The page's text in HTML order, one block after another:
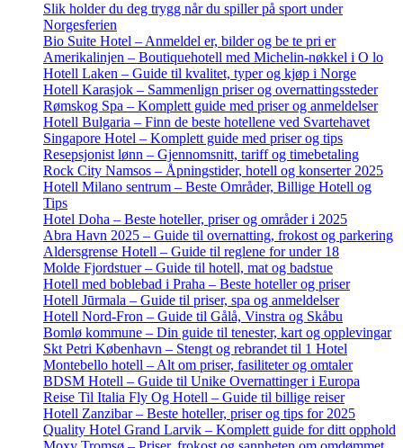
Slik holder du deg trygg når du spiller på sport under
Norgesferien
Bio Suite Hotel – Anmeldel er, bilder og be te pri er
Amerikalinjen – Boutiquehotell med Michelin-nøkkel i O lo
Hotell Laken – Guide til kvalitet, typer og kjøp i Norge
Hotell Karasjok – Sammenlign priser og overnattingssteder
Rømskog Spa – Komplett guide med priser og anmeldelser
Hotell Bulgaria – Finn de beste hotellene ved Svartehavet
Singapore Hotel – Komplett guide med priser og tips
Resepsjonist lønn – Gjennomsnitt, tariff og timebetaling
Rock City Namsos – Åpningstider, hotell og konserter 2025
Hotell Milano sentrum – Beste Områder, Billige Hotell og
Tips
Hotel Doha – Beste hoteller, priser og områder i 2025
Abra Havn 2025 – Guide til overnatting, frokost og parkering
Aldersgrense Hotell – Guide til reglene for under 18
Molde Fjordstuer – Guide til hotell, mat og badstue
Hotell med boblebad i Praha – Beste hoteller og priser
Hotell Jūrmala – Guide til priser, spa og anmeldelser
Hotell Nord-Fron – Guide til Gålå, Vinstra og Skåbu
Bomlø kommune – Din guide til tenester, kart og opplevingar
Skt Petri København – Stengt og rebrandet til 1 Hotel
Montebello hotell – Alt om priser, fasiliteter og omtaler
BDSM Hotell – Guide til Unike Overnattinger i Europa
Reise Til Italia Fly Og Hotell – Guide til billige reiser
Hotell Zanzibar – Beste hoteller, priser og tips for 2025
Quality Hotel Grand Larvik – Komplett guide for ditt opphold